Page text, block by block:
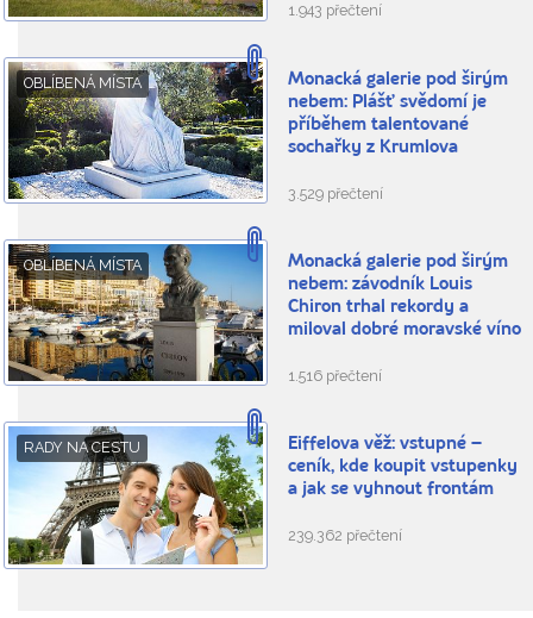
1.943 přečtení
OBLÍBENÁ MÍSTA
Monacká galerie pod širým
nebem: Plášť svědomí je
příběhem talentované
sochařky z Krumlova
3.529 přečtení
OBLÍBENÁ MÍSTA
Monacká galerie pod širým
nebem: závodník Louis
Chiron trhal rekordy a
miloval dobré moravské víno
1.516 přečtení
RADY NA CESTU
Eiffelova věž: vstupné –
ceník, kde koupit vstupenky
a jak se vyhnout frontám
239.362 přečtení